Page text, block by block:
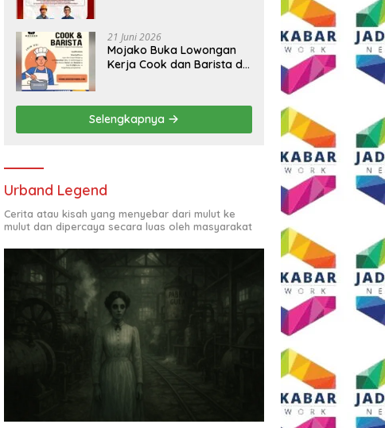
Syaratnya
21 Juni 2026
Mojako Buka Lowongan
Kerja Cook dan Barista di
Selengkapnya
Urband Legend
Cerita atau kisah yang menyebar dari mulut ke
mulut dan dipercaya secara luas oleh masyarakat